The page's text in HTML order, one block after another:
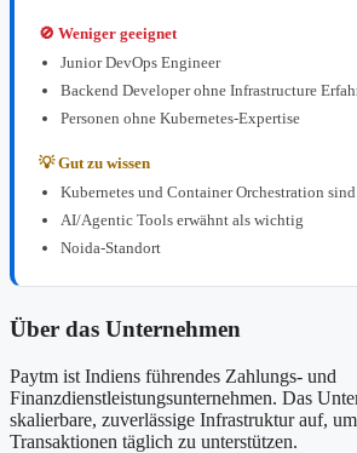
🚫 Weniger geeignet
Junior DevOps Engineer
Backend Developer ohne Infrastructure
Personen ohne Kubernetes-Expertise
💡 Gut zu wissen
Kubernetes und Container Orchestration
AI/Agentic Tools erwähnt als wichtig
Noida-Standort
Über das Unternehmen
Paytm ist Indiens führendes Zahlungs- und
Finanzdienstleistungsunternehmen. Das
skalierbare, zuverlässige Infrastruktur auf,
Transaktionen täglich zu unterstützen.